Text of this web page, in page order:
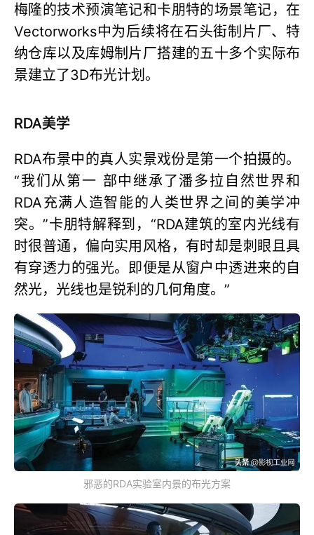
梅隆的技术预演笔记和卡朋特的场景笔记，在
Vectorworks中为后续将在石头街制片厂、特
纳仓库以及库姆制片厂搭建的五十多个实际布
景建立了3D布光计划。
RDA美学
RDA布景中的真人实景戏份是第一个拍摄的。
“我们从第一 部中继承了潘多拉自然世界和
RDA充满人造智能的人类世界之间的美学冲
突。”卡朋特解释到，“RDA建筑的室内光线有
时很普通，偏向实用风格，有时却是刺眼且具
有穿透力的强光。即便是从窗户中透进来的自
然光，光线也是锐利的几何角度。”
邪恶的RDA实验室内景的布光方案